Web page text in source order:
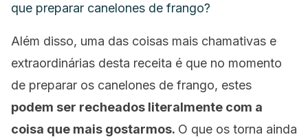
que preparar canelones de frango?
Além disso, uma das coisas mais chamativas e
extraordinárias desta receita é que no momento
de preparar os canelones de frango, estes
podem ser recheados literalmente com a
coisa que mais gostarmos. O que os torna ainda